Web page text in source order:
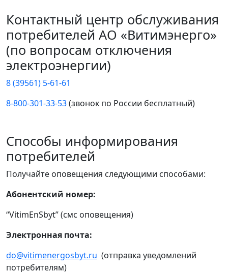
Контактный центр обслуживания
потребителей АО «Витимэнерго»
(по вопросам отключения
электроэнергии)
8 (39561) 5-61-61
8-800-301-33-53(звонок по России бесплатный)
Способы информирования
потребителей
Получайте оповещения следующими способами:
Абонентский номер:
“VitimEnSbyt” (смс оповещения)
Электронная почта:
do@vitimenergosbyt.ru (отправка уведомлений
потребителям)